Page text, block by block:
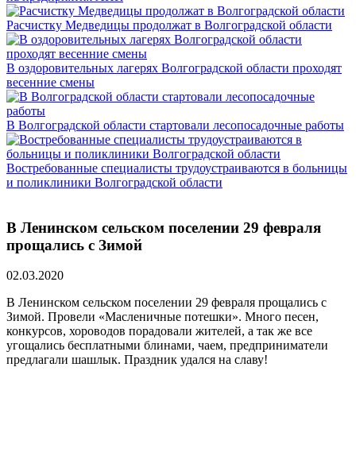
Расчистку Медведицы продолжат в Волгоградской области
В оздоровительных лагерях Волгоградской области проходят
весенние смены
В Волгоградской области стартовали лесопосадочные работы
Востребованные специалисты трудоустраиваются в больницы
и поликлиники Волгоградской области
В Ленинском сельском поселении 29 февраля
прощались с Зимой
02.03.2020
В Ленинском сельском поселении 29 февраля прощались с
Зимой. Провели «Масленичные потешки». Много песен,
конкурсов, хороводов порадовали жителей, а так же все
угощались бесплатными блинами, чаем, предприниматели
предлагали шашлык. Праздник удался на славу!